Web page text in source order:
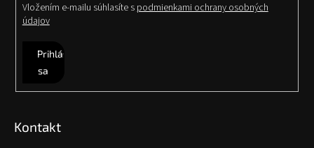
Vložením e-mailu súhlasíte spodmienkami ochrany osobných
údajov
Prihlásiť
sa
Kontakt